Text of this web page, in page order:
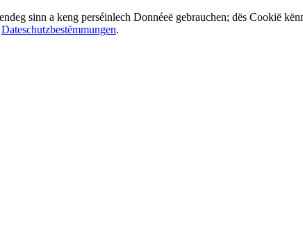
sinn a keng perséinlech Donnéeë gebrauchen; dës Cookië
Dateschutzbestëmmungen.